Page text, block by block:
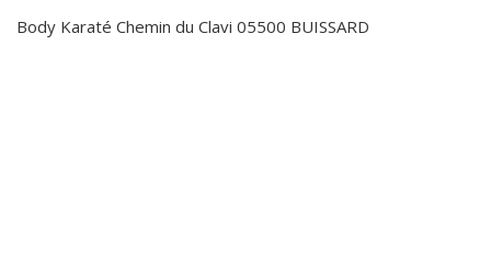
Body Karaté Chemin du Clavi 05500 BUISSARD